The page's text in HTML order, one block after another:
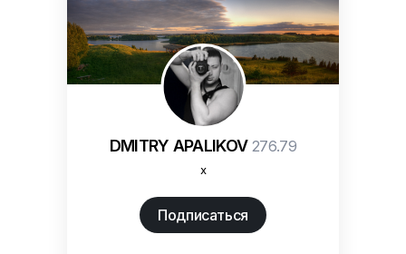
DMITRY APALIKOV 276.79
х
Подписаться